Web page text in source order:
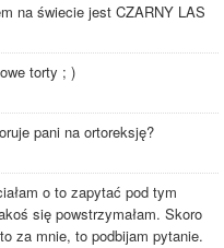
na świecie jest CZARNY LAS
torty ; )
pani na ortoreksję?
o to zapytać pod tym
się powstrzymałam. Skoro
za mnie, to podbijam pytanie.